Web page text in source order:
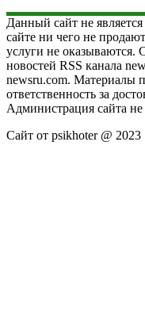
Данный сайт не
сайте ни чего не
услуги не оказываются.
новостей RSS канала
newsru.com. Материалы
ответственность за
Администрация сайта не
Сайт от psikhoter @ 2023